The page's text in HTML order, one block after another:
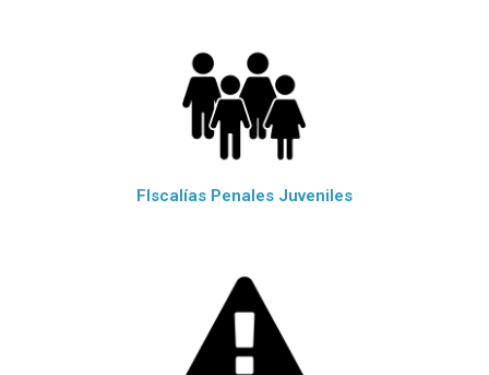
FIscalías Penales Juveniles